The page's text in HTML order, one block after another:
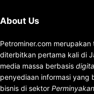
About Us
Petrominer.com
diterbitkan pertama kali di
media massa berbasis
penyediaan informasi yang
bisnis di sektor Perminyakan